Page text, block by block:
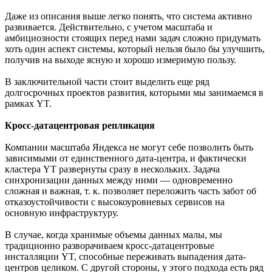
Даже из описания выше легко понять, что система активно
развивается. Действительно, с учетом масштаба и
амбициозности стоящих перед нами задач сложно придумать
хоть один аспект системы, который нельзя было бы улучшить,
получив на выходе ясную и хорошо измеримую пользу.
В заключительной части стоит выделить еще ряд
долгосрочных проектов развития, которыми мы занимаемся в
рамках YT.
Кросс-датацентровая репликация
Компании масштаба Яндекса не могут себе позволить быть
зависимыми от единственного дата-центра, и фактически
кластера YT развернуты сразу в нескольких. Задача
синхронизации данных между ними — одновременно
сложная и важная, т. к. позволяет переложить часть забот об
отказоустойчивости с высокоуровневых сервисов на
основную инфраструктуру.
В случае, когда хранимые объемы данных малы, мы
традиционно разворачиваем кросс-датацентровые
инсталляции YT, способные переживать выпадения дата-
центров целиком. С другой стороны, у этого подхода есть ряд